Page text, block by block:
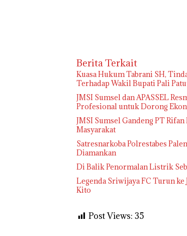
Berita Terkait
‎Kuasa Hukum Tabrani SH,
Terhadap Wakil Bupati Pali
JMSI Sumsel dan APASSEL
Profesional untuk Dorong
JMSI Sumsel Gandeng PT
Masyarakat
Satresnarkoba Polrestabes
Diamankan
Di Balik Penormalan Listrik
Legenda Sriwijaya FC Turun ke
Kito
Post Views: 35